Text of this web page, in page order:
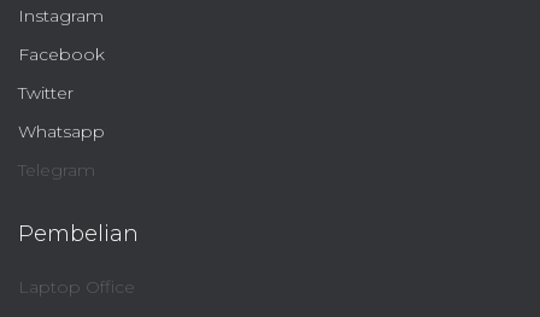
Instagram
Facebook
Twitter
Whatsapp
Telegram
Pembelian
Laptop Office